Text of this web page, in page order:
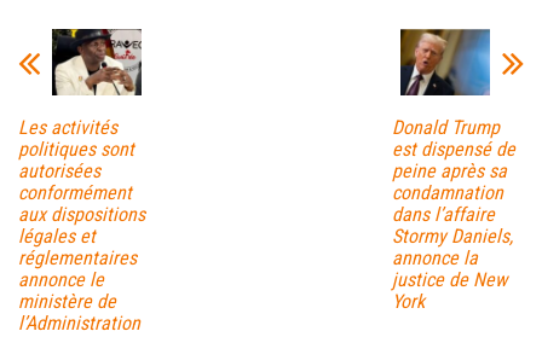
Les activités
politiques sont
autorisées
conformément
aux dispositions
légales et
réglementaires
annonce le
ministère de
l’Administration
Donald Trump
est dispensé de
peine après sa
condamnation
dans l’affaire
Stormy Daniels,
annonce la
justice de New
York